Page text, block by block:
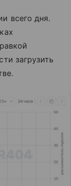
всего дня.
загрузить